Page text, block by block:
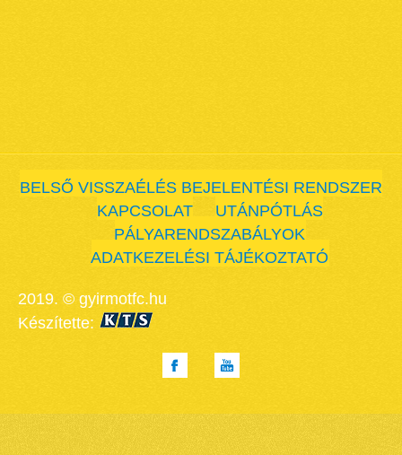
BELSŐ VISSZAÉLÉS BEJELENTÉSI RENDSZER
KAPCSOLAT
UTÁNPÓTLÁS
PÁLYARENDSZABÁLYOK
ADATKEZELÉSI TÁJÉKOZTATÓ
2019. © gyirmotfc.hu
Készítette: